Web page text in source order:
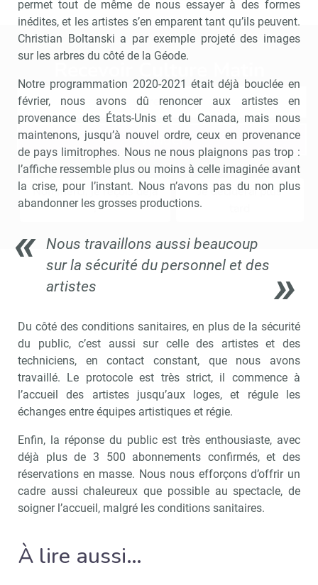
permet tout de même de nous essayer à des formes
inédites, et les artistes s’en emparent tant qu’ils peuvent.
Christian Boltanski a par exemple projeté des images
sur les arbres du côté de la Géode.
Notre programmation 2020-2021 était déjà bouclée en
février, nous avons dû renoncer aux artistes en
provenance des États-Unis et du Canada, mais nous
maintenons, jusqu’à nouvel ordre, ceux en provenance
de pays limitrophes. Nous ne nous plaignons pas trop :
l’affiche ressemble plus ou moins à celle imaginée avant
la crise, pour l’instant. Nous n’avons pas du non plus
abandonner les grosses productions.
Nous travaillons aussi beaucoup
sur la sécurité du personnel et des
artistes
Du côté des conditions sanitaires, en plus de la sécurité
du public, c’est aussi sur celle des artistes et des
techniciens, en contact constant, que nous avons
travaillé. Le protocole est très strict, il commence à
l’accueil des artistes jusqu’aux loges, et régule les
échanges entre équipes artistiques et régie.
Enfin, la réponse du public est très enthousiaste, avec
déjà plus de 3 500 abonnements confirmés, et des
réservations en masse. Nous nous efforçons d’offrir un
cadre aussi chaleureux que possible au spectacle, de
soigner l’accueil, malgré les conditions sanitaires.
À lire aussi…
Valider
Non merci, je reçois déjà
!
Je déciderai plus